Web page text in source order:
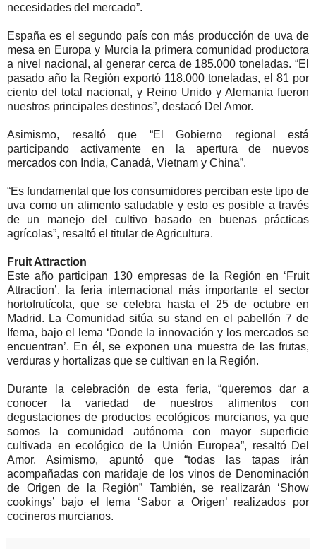
necesidades del mercado”.
España es el segundo país con más producción de uva de
mesa en Europa y Murcia la primera comunidad productora
a nivel nacional, al generar cerca de 185.000 toneladas. “El
pasado año la Región exportó 118.000 toneladas, el 81 por
ciento del total nacional, y Reino Unido y Alemania fueron
nuestros principales destinos”, destacó Del Amor.
Asimismo, resaltó que “El Gobierno regional está
participando activamente en la apertura de nuevos
mercados con India, Canadá, Vietnam y China”.
“Es fundamental que los consumidores perciban este tipo de
uva como un alimento saludable y esto es posible a través
de un manejo del cultivo basado en buenas prácticas
agrícolas”, resaltó el titular de Agricultura.
Fruit Attraction
Este año participan 130 empresas de la Región en ‘Fruit
Attraction’, la feria internacional más importante el sector
hortofrutícola, que se celebra hasta el 25 de octubre en
Madrid. La Comunidad sitúa su stand en el pabellón 7 de
Ifema, bajo el lema ‘Donde la innovación y los mercados se
encuentran’. En él, se exponen una muestra de las frutas,
verduras y hortalizas que se cultivan en la Región.
Durante la celebración de esta feria, “queremos dar a
conocer la variedad de nuestros alimentos con
degustaciones de productos ecológicos murcianos, ya que
somos la comunidad autónoma con mayor superficie
cultivada en ecológico de la Unión Europea”, resaltó Del
Amor. Asimismo, apuntó que “todas las tapas irán
acompañadas con maridaje de los vinos de Denominación
de Origen de la Región” También, se realizarán ‘Show
cookings’ bajo el lema ‘Sabor a Origen’ realizados por
cocineros murcianos.